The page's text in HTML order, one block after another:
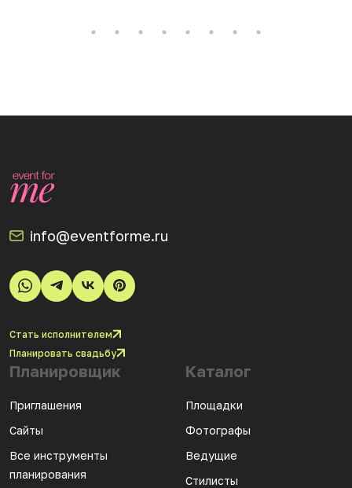
info@eventforme.ru
Стать исполнителем
Планировать свадьбу
Планировщик
Приглашения
Сайты
Все инструменты
планирования
Каталог
Площадки
Фотографы
Ведущие
Стилисты